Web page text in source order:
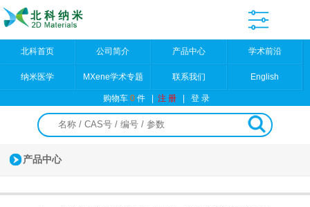
北科首页 公司简介 产品中心 学术前沿
纳米医学 MXene学术专题 联系我们 English
购物车0件 |注 册 |登 录
产品中心